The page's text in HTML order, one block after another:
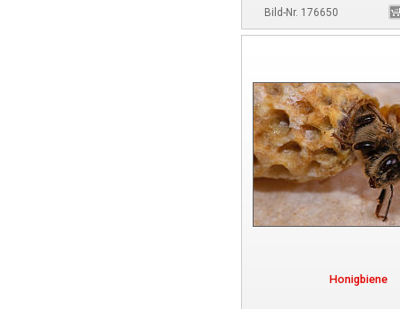
Bild-Nr. 176650
Honigbiene